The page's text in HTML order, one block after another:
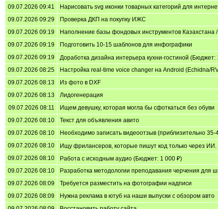
09.07.2026 09:41
Нарисовать svg иконки товарных категорий для
09.07.2026 09:29
Проверка ДКП на покупку ИЖС
09.07.2026 09:19
Наполнение базы фондовых инструментов Казахстана
09.07.2026 09:19
Подготовить 10-15 шаблонов для инфографики
09.07.2026 09:19
Доработка дизайна интерьера кухни-гостиной (Бюджет:
09.07.2026 08:25
Настройка real-time voice changer на Android (Echidna/
09.07.2026 08:13
Из фото в DXF
09.07.2026 08:13
Лидогенерация
09.07.2026 08:11
Ищем девушку, которая могла бы сфоткаться без обуви
09.07.2026 08:10
Текст для объявления авито
09.07.2026 08:10
Необходимо записать видеоотзыв (приблизительно 35-
09.07.2026 08:10
Ищу фрилансеров, которые пишут код только через
09.07.2026 08:10
Работа с исходным аудио (Бюджет: 1 000 ₽)
09.07.2026 08:10
Разработка методологии преподавания черчения для
09.07.2026 08:09
Требуется разместить на фотографии надписи
09.07.2026 08:09
Нужна реклама в ютуб на наши выпуски с обзором авто